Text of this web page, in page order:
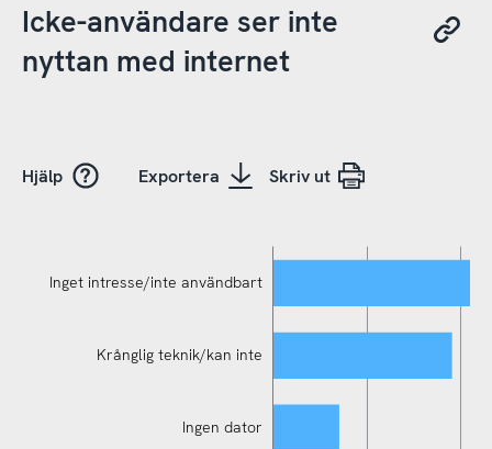
Icke-användare ser inte
nyttan med internet
Hjälp Exportera Skriv ut
Inget intresse/inte användbart
Krånglig teknik/kan inte
Ingen dator